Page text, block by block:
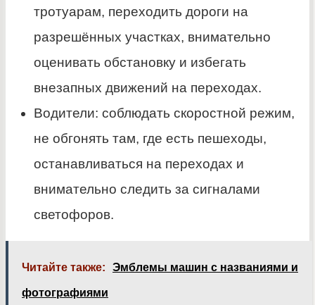
тротуарам, переходить дороги на
разрешённых участках, внимательно
оценивать обстановку и избегать
внезапных движений на переходах.
Водители: соблюдать скоростной режим,
не обгонять там, где есть пешеходы,
останавливаться на переходах и
внимательно следить за сигналами
светофоров.
Читайте также: Эмблемы машин с названиями и
фотографиями